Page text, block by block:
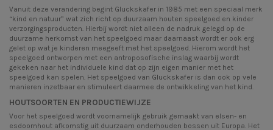
Vanuit deze verandering begint Gluckskafer in 1985 met een speciaal merk
“kind en natuur” wat zich richt op duurzaam houten speelgoed en kinder
verzorgingsproducten. Hierbij wordt niet alleen de nadruk gelegd op de
duurzame herkomst van het speelgoed maar daarnaast wordt er ook erg
gelet op wat je kinderen meegeeft met het speelgoed. Hierom wordt het
speelgoed ontworpen met een antroposofische inslag waarbij wordt
gekeken naar het individuele kind dat op zijn eigen manier met het
speelgoed kan spelen. Het speelgoed van Gluckskafer is dan ook op vele
manieren inzetbaar en stimuleert daarmee de ontwikkeling van het kind.
HOUTSOORTEN EN PRODUCTIEWIJZE
Voor het speelgoed wordt voornamelijk gebruik gemaakt van elsen- en
esdoornhout afkomstig uit duurzaam onderhouden bossen uit Europa. Het